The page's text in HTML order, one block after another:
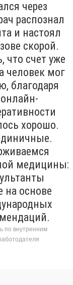
через
распознал
и настоял
скорой.
что счет уже
человек мог
благодаря
хорошо.
медицины:
на основе
по внутренним